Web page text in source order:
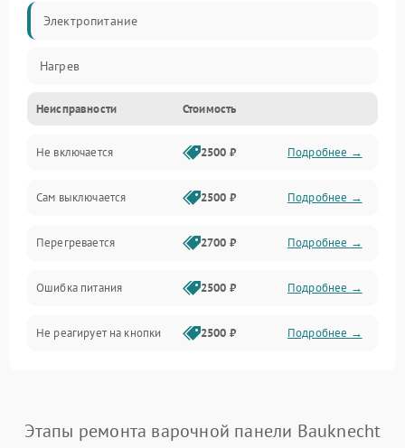
Электропитание
Нагрев
Неисправности Стоимость
Не включается 2500 ₽ Подробнее →
Сам выключается 2500 ₽ Подробнее →
Перегревается 2700 ₽ Подробнее →
Ошибка питания 2500 ₽ Подробнее →
Не реагирует на кнопки 2500 ₽ Подробнее →
Этапы ремонта варочной панели Bauknecht